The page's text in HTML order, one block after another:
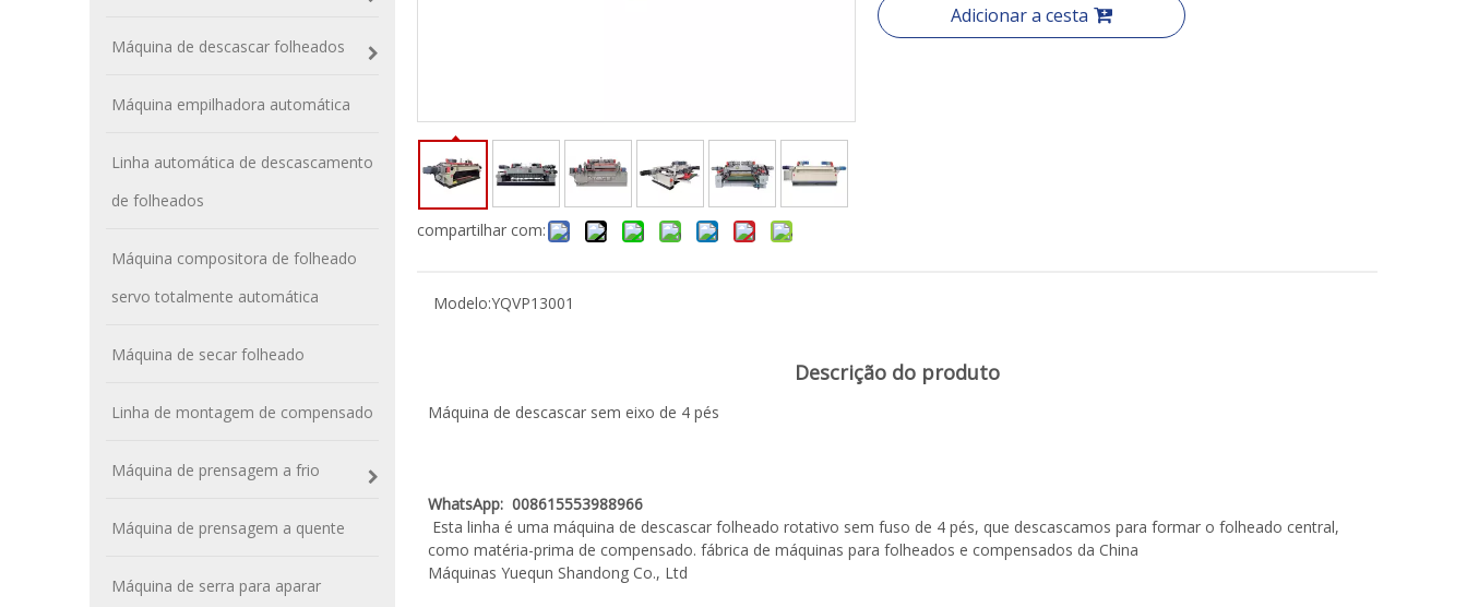
Máquina de descascar folheados
Máquina empilhadora automática
Linha automática de descascamento
de folheados
Máquina compositora de folheado
servo totalmente automática
Máquina de secar folheado
Linha de montagem de compensado
Máquina de prensagem a frio
Máquina de prensagem a quente
Máquina de serra para aparar
compartilhar com:
Adicionar a cesta
Modelo:YQVP13001
Descrição do produto
Máquina de descascar sem eixo de 4 pés
WhatsApp: 008615553988966
Esta linha é uma máquina de descascar folheado rotativo sem fuso de 4 pés, que descascamos para formar o folheado central,
como matéria-prima de compensado. fábrica de máquinas para folheados e compensados ​​​​da China
Máquinas Yuequn Shandong Co., Ltd